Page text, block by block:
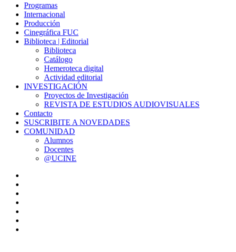
Programas
Internacional
Producción
Cinegráfica FUC
Biblioteca | Editorial
Biblioteca
Catálogo
Hemeroteca digital
Actividad editorial
INVESTIGACIÓN
Proyectos de Investigación
REVISTA DE ESTUDIOS AUDIOVISUALES
Contacto
SUSCRIBITE A NOVEDADES
COMUNIDAD
Alumnos
Docentes
@UCINE